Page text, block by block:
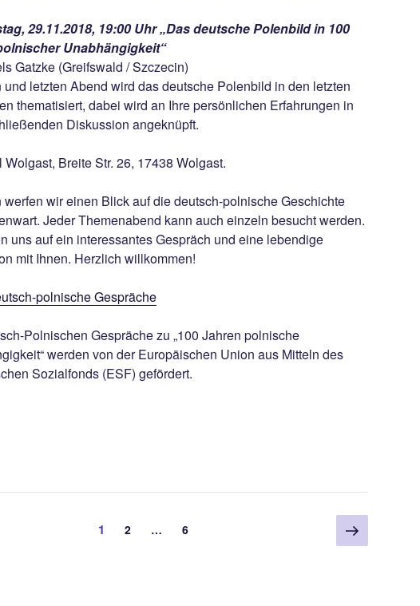
29.11.2018, 19:00 Uhr „Das deutsche Polenbild in 100
Unabhängigkeit“
Gatzke (Greifswald / Szczecin)
und letzten Abend wird das deutsche Polenbild in den letzten
thematisiert, dabei wird an Ihre persönlichen Erfahrungen in
Diskussion angeknüpft.
Wolgast, Breite Str. 26, 17438 Wolgast.
werfen wir einen Blick auf die deutsch-polnische Geschichte
Jeder Themenabend kann auch einzeln besucht werden.
uns auf ein interessantes Gespräch und eine lebendige
mit Ihnen. Herzlich willkommen!
polnische Gespräche
Polnischen Gespräche zu „100 Jahren polnische
werden von der Europäischen Union aus Mitteln des
Sozialfonds (ESF) gefördert.
Seite
1 Seite
2 … Seite
6 Nächste
Seite